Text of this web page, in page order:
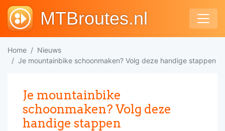
MTBroutes.nl
Home
Nieuws
Je mountainbike schoonmaken? Volg deze handige stappen
Je mountainbike
schoonmaken? Volg deze
handige stappen